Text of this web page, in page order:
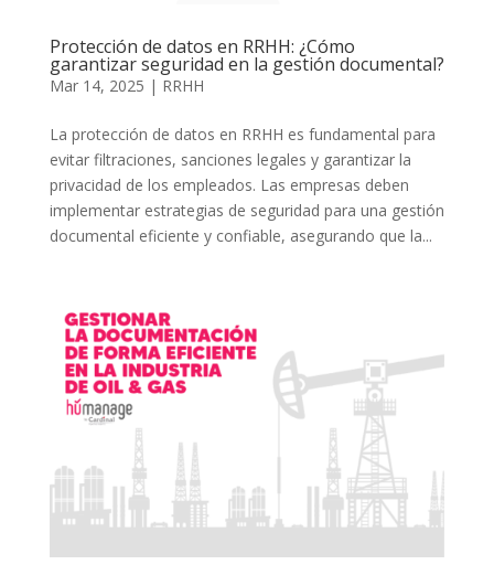
Protección de datos en RRHH: ¿Cómo
garantizar seguridad en la gestión documental?
Mar 14, 2025 | RRHH
La protección de datos en RRHH es fundamental para
evitar filtraciones, sanciones legales y garantizar la
privacidad de los empleados. Las empresas deben
implementar estrategias de seguridad para una gestión
documental eficiente y confiable, asegurando que la...